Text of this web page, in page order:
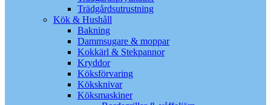
Trädgårdsutrustning
Kök & Hushåll
Bakning
Dammsugare & moppar
Kokkärl & Stekpannor
Kryddor
Köksförvaring
Köksknivar
Köksmaskiner